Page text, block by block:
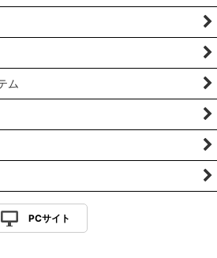
ム
PCサイト